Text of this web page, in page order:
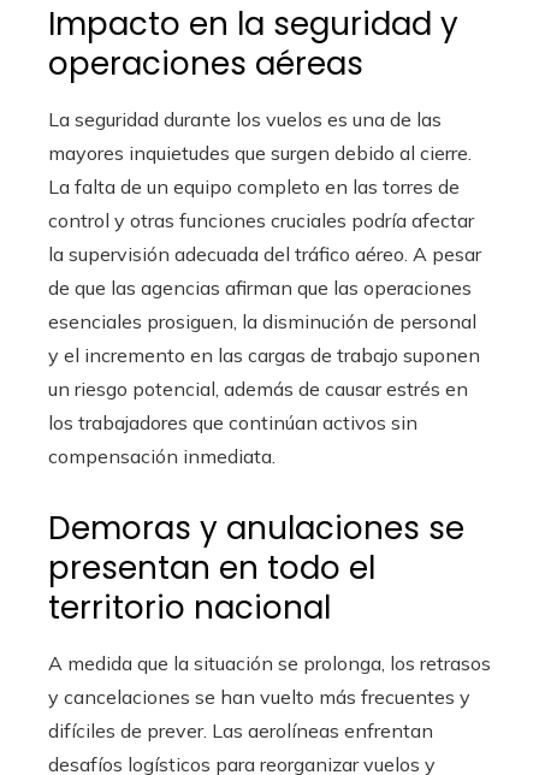
Impacto en la seguridad y
operaciones aéreas
La seguridad durante los vuelos es una de las
mayores inquietudes que surgen debido al cierre.
La falta de un equipo completo en las torres de
control y otras funciones cruciales podría afectar
la supervisión adecuada del tráfico aéreo. A pesar
de que las agencias afirman que las operaciones
esenciales prosiguen, la disminución de personal
y el incremento en las cargas de trabajo suponen
un riesgo potencial, además de causar estrés en
los trabajadores que continúan activos sin
compensación inmediata.
Demoras y anulaciones se
presentan en todo el
territorio nacional
A medida que la situación se prolonga, los retrasos
y cancelaciones se han vuelto más frecuentes y
difíciles de prever. Las aerolíneas enfrentan
desafíos logísticos para reorganizar vuelos y